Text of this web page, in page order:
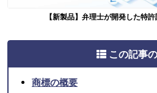
【新製品】弁理士が開発した特
この記事
商標の概要